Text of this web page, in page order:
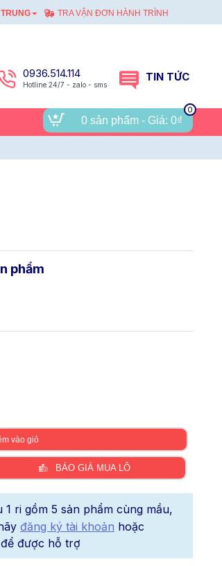
TRA VẬN ĐƠN HÀNH TRÌNH
0936.514.114
Hotline 24/7 - zalo - sms
TIN TỨC
0 sản phẩm - Giá: 0₫
0
phẩm
vào giỏ
BÁO GIÁ MUA LÔ
ri gồm 5 sản phẩm cùng mầu,
đăng ký tài khoản hoặc
để được hỗ trợ